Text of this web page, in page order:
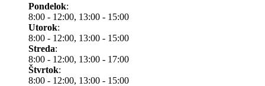
Pondelok:
8:00 - 12:00, 13:00 - 15:00
Utorok:
8:00 - 12:00, 13:00 - 15:00
Streda:
8:00 - 12:00, 13:00 - 17:00
Štvrtok:
8:00 - 12:00, 13:00 - 15:00